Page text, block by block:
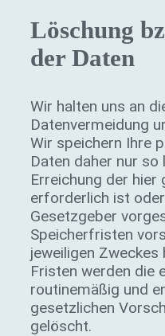
Löschung
der Daten
Wir halten uns an
Datenvermeidung
Wir speichern Ihre
Daten daher nur so
Erreichung der hier
erforderlich ist
Gesetzgeber
Speicherfristen
jeweiligen
Fristen werden die
routinemäßig und
gesetzlichen
gelöscht.